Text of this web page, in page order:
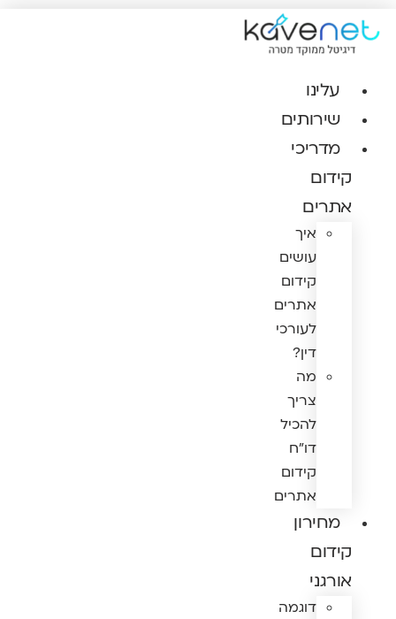
לתוכן
עלינו
שירותים
מדריכי
קידום
אתרים
איך
עושים
קידום
אתרים
לעורכי
דין?
מה
צריך
להכיל
דו"ח
קידום
אתרים
מחירון
קידום
אורגני
דוגמה